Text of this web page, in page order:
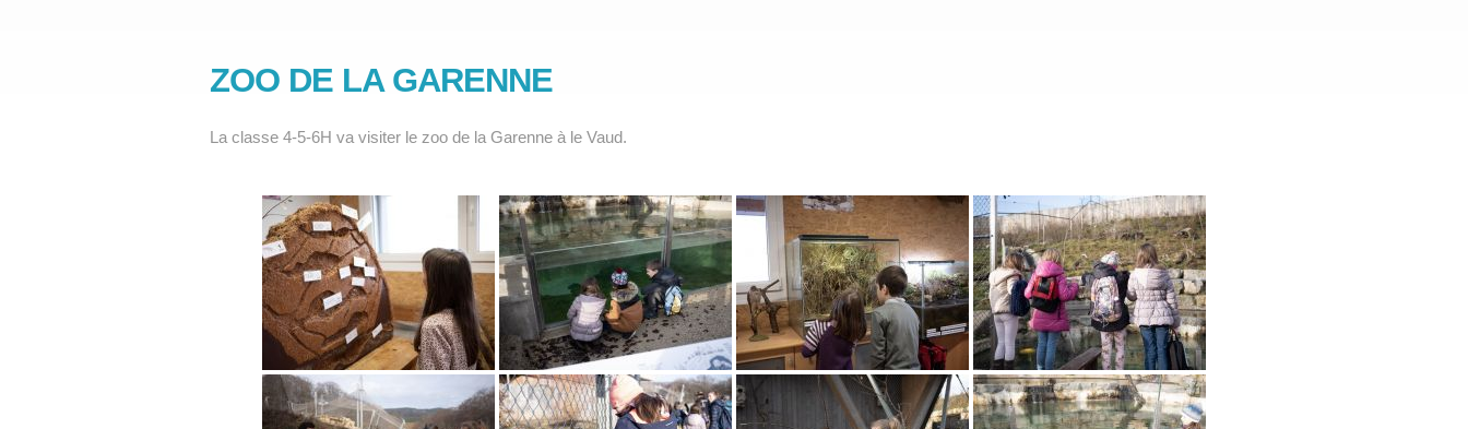
ZOO DE LA GARENNE
La classe 4-5-6H va visiter le zoo de la Garenne à le Vaud.